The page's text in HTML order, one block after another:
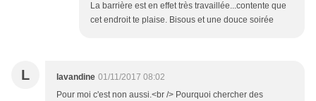
La barrière est en effet très travaillée...contente que
cet endroit te plaise. Bisous et une douce soirée
L lavandine 01/11/2017 08:02
Pour moi c'est non aussi.<br /> Pourquoi chercher des